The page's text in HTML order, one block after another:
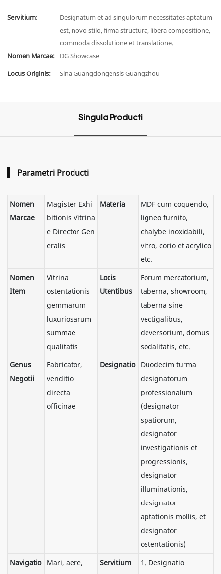
Servitium:
Designatum et ad singulorum necessitates aptatum
est, novo stilo, firma structura, libera compositione,
commoda dissolutione et translatione.
Nomen Marcae:
DG Showcase
Locus Originis:
Sina Guangdongensis Guangzhou
Singula Producti
Parametri Producti
Nomen
Marcae
Magister Exhi
bitionis Vitrina
e Director Gen
eralis
Materia
MDF cum coquendo,
ligneo furnito,
chalybe inoxidabili,
vitro, corio et acrylico
etc.
Nomen
Item
Vitrina
ostentationis
gemmarum
luxuriosarum
summae
qualitatis
Locis
Utentibus
Forum mercatorium,
taberna, showroom,
taberna sine
vectigalibus,
deversorium, domus
sodalitatis, etc.
Genus
Negotii
Fabricator,
venditio
directa
officinae
Designatio
Duodecim turma
designatorum
professionalum
(designator
spatiorum,
designator
investigationis et
progressionis,
designator
illuminationis,
designator
aptationis mollis, et
designator
ostentationis)
Navigatio
Mari, aere,
Servitium
1. Designatio